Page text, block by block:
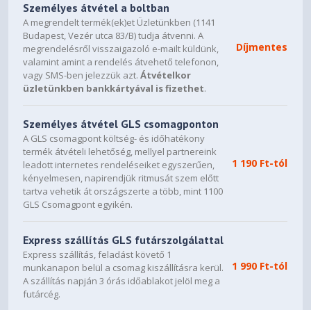
Személyes átvétel a boltban
A megrendelt termék(ek)et Üzletünkben (1141
Budapest, Vezér utca 83/B) tudja átvenni. A
megrendelésről visszaigazoló e-mailt küldünk,
valamint amint a rendelés átvehető telefonon,
vagy SMS-ben jelezzük azt.Átvételkor
üzletünkben bankkártyával is fizethet.
Díjmentes
Személyes átvétel GLS csomagponton
A GLS csomagpont költség- és időhatékony
termék átvételi lehetőség, mellyel partnereink
leadott internetes rendeléseiket egyszerűen,
kényelmesen, napirendjük ritmusát szem előtt
tartva vehetik át országszerte a több, mint 1100
GLS Csomagpont egyikén.
1 190 Ft-tól
Express szállítás GLS futárszolgálattal
Express szállítás, feladást követő 1
munkanapon belül a csomag kiszállításra kerül.
A szállítás napján 3 órás időablakot jelöl meg a
futárcég.
1 990 Ft-tól